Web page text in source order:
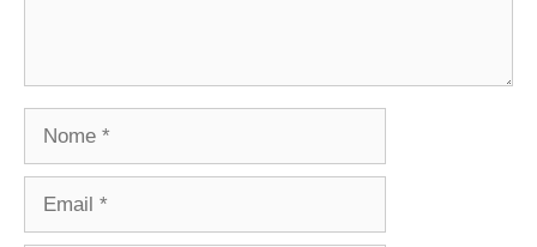
Nome
Email